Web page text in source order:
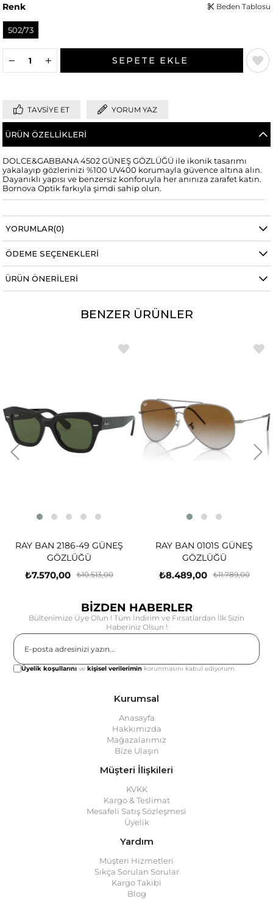
Renk
502/73
Beden Tablosu
TAVSIYE ET YORUM YAZ
ÜRÜN ÖZELLIKLERI
DOLCE&GABBANA 4502 GÜNEŞ GÖZLÜĞÜ ile ikonik tasarımı
yakalayıp gözlerinizi %100 UV400 korumayla güvence altına alın.
Dayanıklı yapısı ve benzersiz konforuyla her anınıza zarafet katın.
Bornova Optik farkıyla şimdi sahip olun.
YORUMLAR(0)
ÖDEME SEÇENEKLERI
ÜRÜN ÖNERILERI
BENZER ÜRÜNLER
2186-49 GÜNEŞ
₺10.513,00
RAY BAN 0101S GÜNEŞ
₺8.489,00 ₺11.789,00
BİZDEN HABERLER
Bültenimize Üye Olun ! Tüm İndirim ve Fırsatlardan İlk Sizin
Haberiniz Olsun !
Üyelik koşullarını vekişisel verilerimin korunmasını kabul ediyorum.
Kurumsal
Anasayfa
Hakkımızda
Mağazalarımız
Bize Ulaşın
Müşteri İlişkileri
KVKK
Kargo & Teslimat
Mesafeli Satış Sözleşmesi
Üyelik
Yardım
Müşteri Hizmetleri
Sıkça Sorulan Sorular
Kargo Takibi
Blog